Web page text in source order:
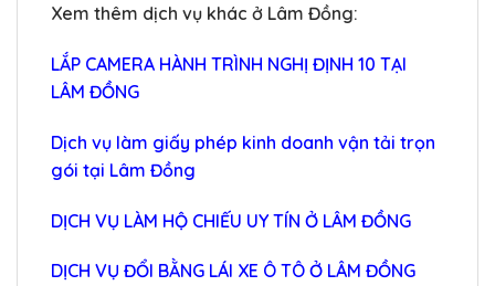
Xem thêm dịch vụ khác ở Lâm Đồng:
LẮP CAMERA HÀNH TRÌNH NGHỊ ĐỊNH 10 TẠI
LÂM ĐỒNG
Dịch vụ làm giấy phép kinh doanh vận tải trọn
gói tại Lâm Đồng
DỊCH VỤ LÀM HỘ CHIẾU UY TÍN Ở LÂM ĐỒNG
DỊCH VỤ ĐỔI BẰNG LÁI XE Ô TÔ Ở LÂM ĐỒNG